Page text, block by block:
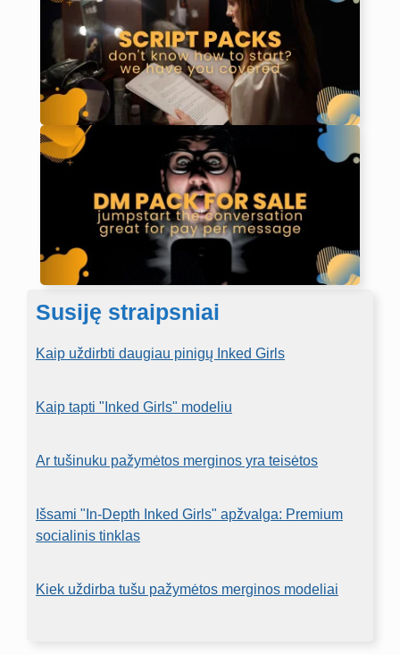
Susiję straipsniai
Kaip uždirbti daugiau pinigų Inked Girls
Kaip tapti "Inked Girls" modeliu
Ar tušinuku pažymėtos merginos yra teisėtos
Išsami "In-Depth Inked Girls" apžvalga: Premium
socialinis tinklas
Kiek uždirba tušu pažymėtos merginos modeliai